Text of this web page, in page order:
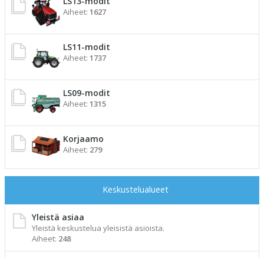
Aiheet: 1627
LS11-modit
Aiheet: 1737
LS09-modit
Aiheet: 1315
Korjaamo
Aiheet: 279
Keskustelualueet
Yleistä asiaa
Yleistä keskustelua yleisistä asioista.
Aiheet: 248